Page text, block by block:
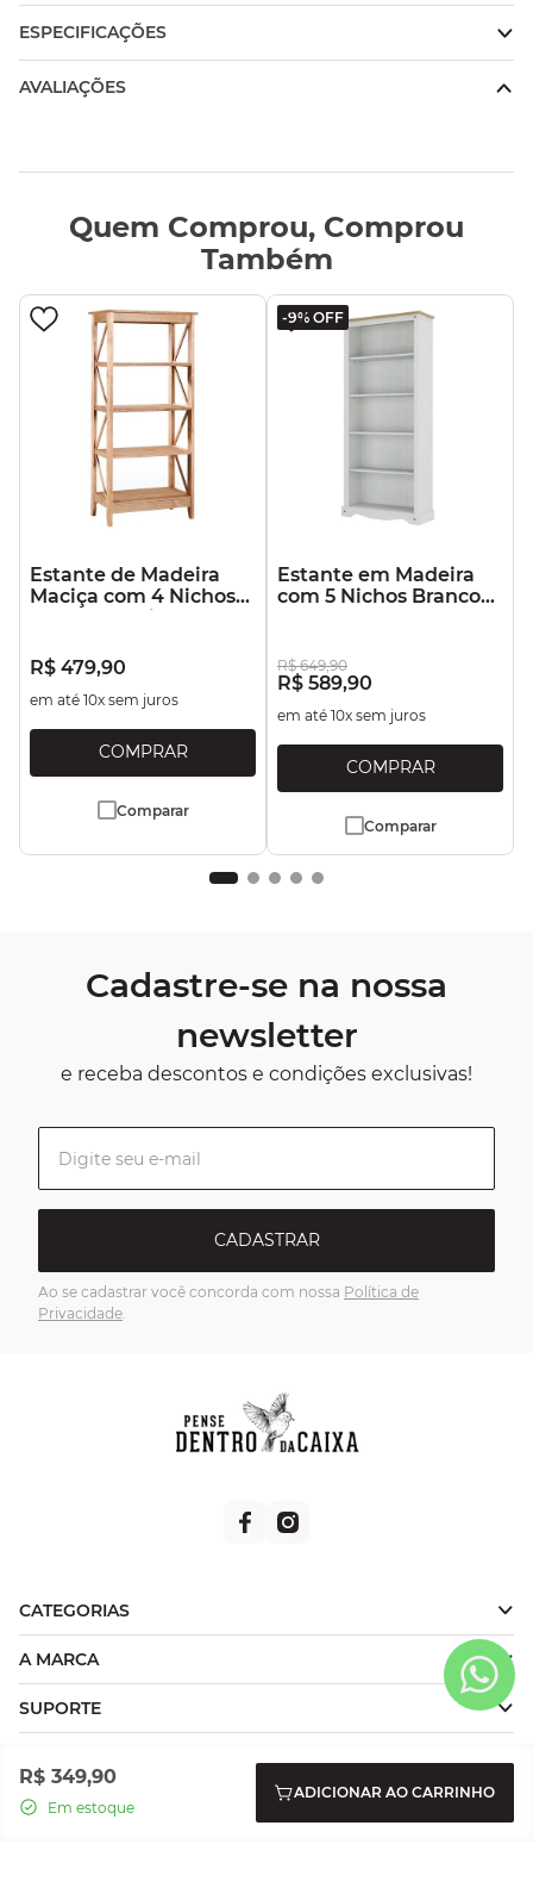
ESPECIFICAÇÕES
AVALIAÇÕES
R$ 349,90
Em estoque
ADICIONAR AO CARRINHO
Quem Comprou, Comprou
Também
Estante de Madeira
Maciça com 4 Nichos
Marrom Antique
R$ 479,90
em até 10x sem juros
Comparar
-9% OFF
Estante em Madeira
com 5 Nichos Branco
R$ 649,90
R$ 589,90
em até 10x sem juros
Comparar
Cadastre-se na nossa
newsletter
e receba descontos e condições exclusivas!
CADASTRAR
Ao se cadastrar você concorda com nossa Política de
Privacidade.
CATEGORIAS
A MARCA
SUPORTE